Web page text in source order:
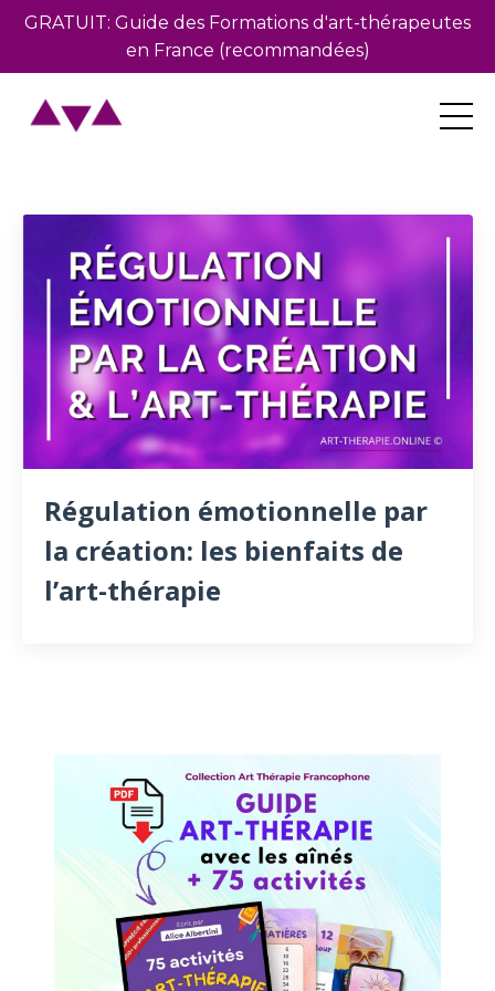
GRATUIT: Guide des Formations d'art-thérapeutes
en France (recommandées)
Régulation émotionnelle par
la création: les bienfaits de
l’art-thérapie